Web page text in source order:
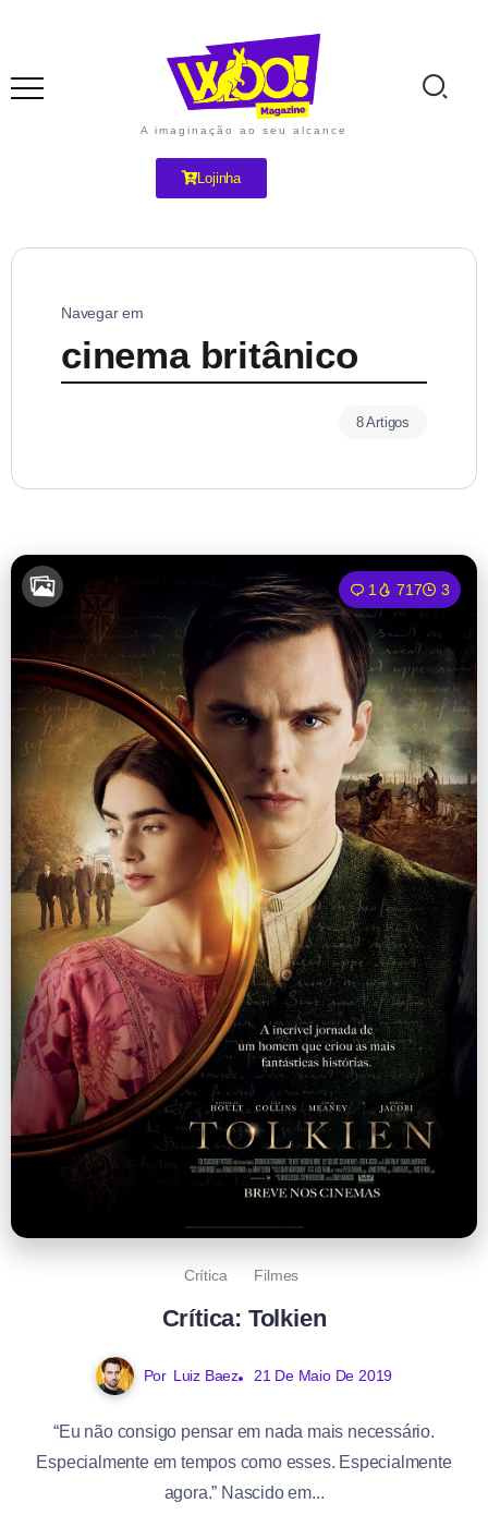
A imaginação ao seu alcance
Lojinha
Navegar em
cinema britânico
8 Artigos
1 717 3
Crítica Filmes
Crítica: Tolkien
Por Luiz Baez 21 De Maio De 2019
“Eu não consigo pensar em nada mais necessário.
Especialmente em tempos como esses. Especialmente
agora.” Nascido em...